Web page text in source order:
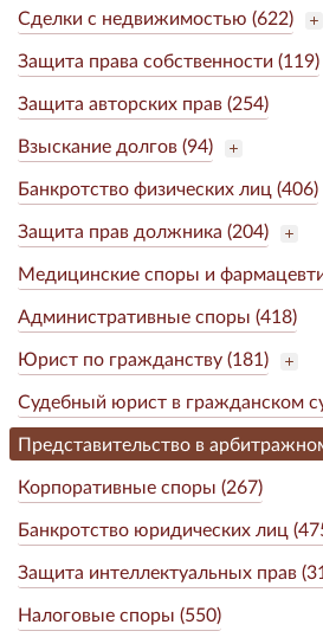
Сделки с недвижимостью (622)
Защита права собственности (119)
Защита авторских прав (254)
Взыскание долгов (94)
Банкротство физических лиц (406)
Защита прав должника (204)
Медицинские споры и
Административные споры (418)
Юрист по гражданству (181)
Судебный юрист в гражданском
Представительство в
Корпоративные споры (267)
Банкротство юридических лиц
Защита интеллектуальных прав
Налоговые споры (550)